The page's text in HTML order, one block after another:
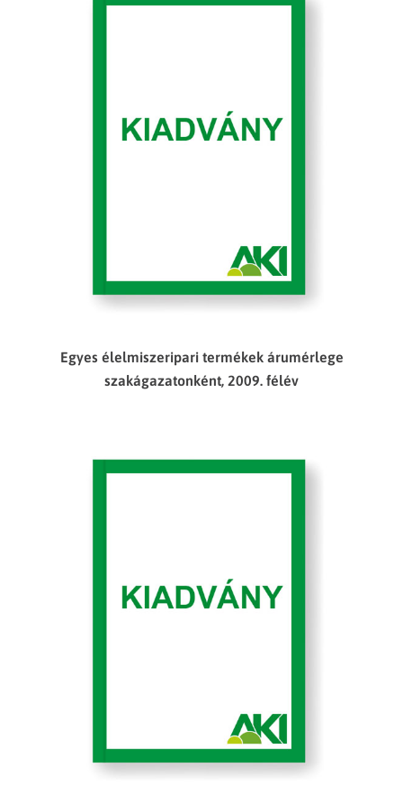
Egyes élelmiszeripari termékek árumérlege
szakágazatonként, 2009. félév